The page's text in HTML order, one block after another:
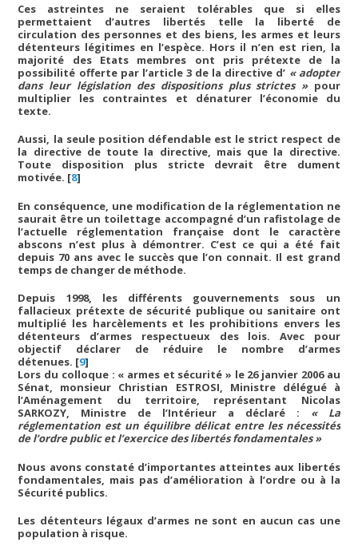
Ces astreintes ne seraient tolérables que si elles
permettaient d’autres libertés telle la liberté de
circulation des personnes et des biens, les armes et leurs
détenteurs légitimes en l’espèce. Hors il n’en est rien, la
majorité des Etats membres ont pris prétexte de la
possibilité offerte par l’article 3 de la directive d’ « adopter
dans leur législation des dispositions plus strictes »pour
multiplier les contraintes et dénaturer l’économie du
texte.
Aussi, la seule position défendable est le strict respect de
la directive de toute la directive, mais que la directive.
Toute disposition plus stricte devrait être dument
motivée. [8]
En conséquence, une modification de la réglementation ne
saurait être un toilettage accompagné d’un rafistolage de
l’actuelle réglementation française dont le caractère
abscons n’est plus à démontrer. C’est ce qui a été fait
depuis 70 ans avec le succès que l’on connait. Il est grand
temps de changer de méthode.
Depuis 1998, les différents gouvernements sous un
fallacieux prétexte de sécurité publique ou sanitaire ont
multiplié les harcèlements et les prohibitions envers les
détenteurs d’armes respectueux des lois. Avec pour
objectif déclarer de réduire le nombre d’armes
détenues. [9]
Lors du colloque : « armes et sécurité » le 26 janvier 2006 au
Sénat, monsieur Christian ESTROSI, Ministre délégué à
l’Aménagement du territoire, représentant Nicolas
SARKOZY, Ministre de l’Intérieur a déclaré : « La
réglementation est un équilibre délicat entre les nécessités
de l’ordre public et l’exercice des libertés fondamentales »
Nous avons constaté d’importantes atteintes aux libertés
fondamentales, mais pas d’amélioration à l’ordre ou à la
Sécurité publics.
Les détenteurs légaux d’armes ne sont en aucun cas une
population à risque.